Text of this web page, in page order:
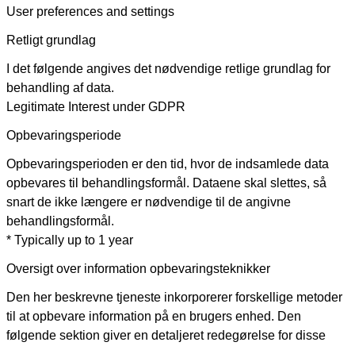
User preferences and settings
Retligt grundlag
I det følgende angives det nødvendige retlige grundlag for
behandling af data.
Legitimate Interest under GDPR
Opbevaringsperiode
Opbevaringsperioden er den tid, hvor de indsamlede data
opbevares til behandlingsformål. Dataene skal slettes, så
snart de ikke længere er nødvendige til de angivne
behandlingsformål.
* Typically up to 1 year
Oversigt over information opbevaringsteknikker
Den her beskrevne tjeneste inkorporerer forskellige metoder
til at opbevare information på en brugers enhed. Den
følgende sektion giver en detaljeret redegørelse for disse